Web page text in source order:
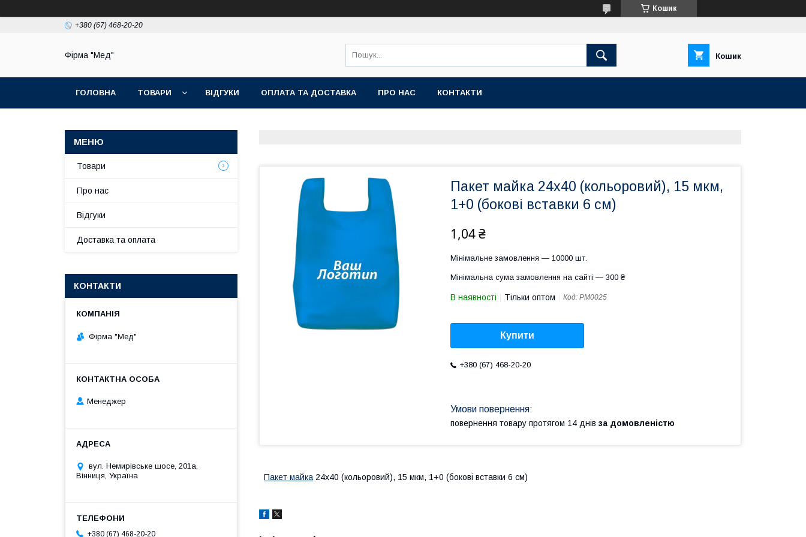
Кошик
+380 (67) 468-20-20
Фірма "Мед" Кошик
ГОЛОВНА ТОВАРИ ВІДГУКИ ОПЛАТА ТА ДОСТАВКА ПРО НАС КОНТАКТИ
Пакет майка 24х40 (кольоровий), 15 мкм,
1+0 (бокові вставки 6 см)
1,04 ₴
Мінімальне замовлення — 10000 шт.
Мінімальна сума замовлення на сайті — 300 ₴
В наявності Тільки оптом Код: PM0025
Купити
+380 (67) 468-20-20
повернення товару протягом 14 днів за домовленістю
Пакет майка 24х40 (кольоровий), 15 мкм, 1+0 (бокові вставки 6 см)
Товари
Про нас
Відгуки
Доставка та оплата
КОНТАКТИ
Фірма "Мед"
Менеджер
вул. Немирівське шосе, 201а,
Вінниця, Україна
+380 (67) 468-20-20